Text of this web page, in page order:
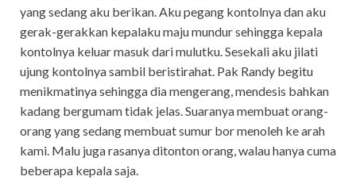
yang sedang aku berikan. Aku pegang kontolnya dan aku
gerak-gerakkan kepalaku maju mundur sehingga kepala
kontolnya keluar masuk dari mulutku. Sesekali aku jilati
ujung kontolnya sambil beristirahat. Pak Randy begitu
menikmatinya sehingga dia mengerang, mendesis bahkan
kadang bergumam tidak jelas. Suaranya membuat orang-
orang yang sedang membuat sumur bor menoleh ke arah
kami. Malu juga rasanya ditonton orang, walau hanya cuma
beberapa kepala saja.